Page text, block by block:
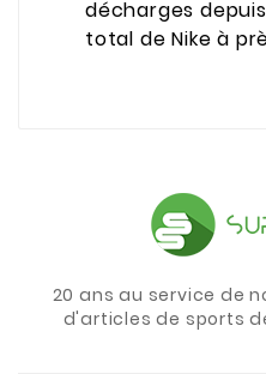
décharges
total de Nike à
20 ans au service de
d'articles de sports